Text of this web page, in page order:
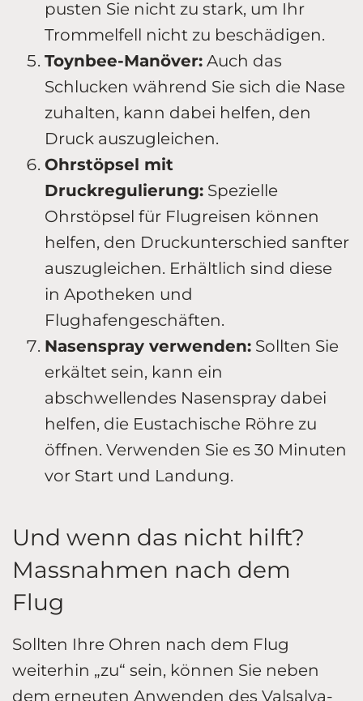
pusten Sie nicht zu stark, um Ihr
Trommelfell nicht zu beschädigen.
Toynbee-Manöver: Auch das
Schlucken während Sie sich die Nase
zuhalten, kann dabei helfen, den
Druck auszugleichen.
Ohrstöpsel mit
Druckregulierung: Spezielle
Ohrstöpsel für Flugreisen können
helfen, den Druckunterschied sanfter
auszugleichen. Erhältlich sind diese
in Apotheken und
Flughafengeschäften.
Nasenspray verwenden: Sollten Sie
erkältet sein, kann ein
abschwellendes Nasenspray dabei
helfen, die Eustachische Röhre zu
öffnen. Verwenden Sie es 30 Minuten
vor Start und Landung.
Und wenn das nicht hilft?
Massnahmen nach dem
Flug
Sollten Ihre Ohren nach dem Flug
weiterhin „zu“ sein, können Sie neben
dem erneuten Anwenden des Valsalva-